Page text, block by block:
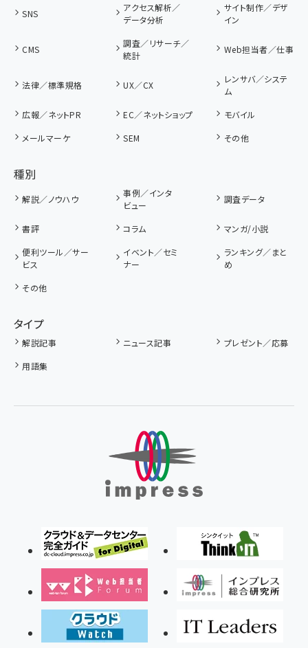
SNS
アクセス解析／
データ分析
サイト制作／デザ
イン
CMS
調査／リサーチ／
統計
Web担当者／仕事
法律／標準規格 UX／CX
レンサバ／システ
ム
広報／ネットPR
EC／ネットショップ
モバイル
メールマーケ
SEM その他
種別
解説／ノウハウ
事例／インタ
ビュー
調査データ
書評 コラム
マンガ/小説
便利ツール／サー
ビス
イベント／セミ
ナー
ランキング／まと
め
その他
タイプ
解説記事 ニュース記事
プレゼント／応募
用語集